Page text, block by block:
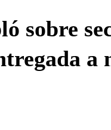
sobre
a